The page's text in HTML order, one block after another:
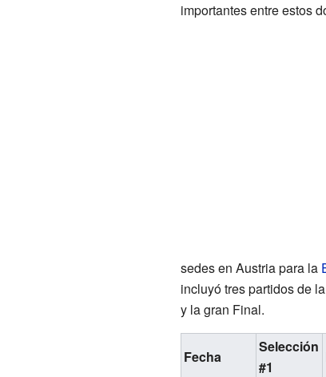
importantes entre estos
sedes en Austria para la
incluyó tres partidos de
y la gran Final.
Fecha
Selección
#1